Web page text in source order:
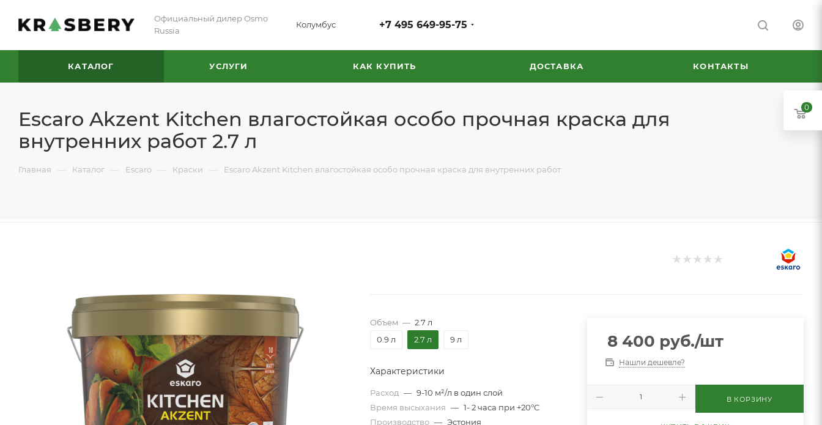
Официальный дилер Osmo
Russia
Колумбус +7 495 649-95-75
КАТАЛОГ УСЛУГИ КАК КУПИТЬ ДОСТАВКА КОНТАКТЫ
Escaro Akzent Kitchen влагостойкая особо прочная краска для
внутренних работ 2.7 л
Главная — Каталог — Escaro — Краски — Escaro Akzent Kitchen влагостойкая особо прочная краска для внутренних работ
Объем — 2.7 л
0.9 л
2.7 л 9 л
Характеристики
Расход — 9-10 м²/л в один слой
Время высыхания — 1- 2 часа при +20°C
Производство — Эстония
8 400 руб./шт
Нашли дешевле?
В КОРЗИНУ
0